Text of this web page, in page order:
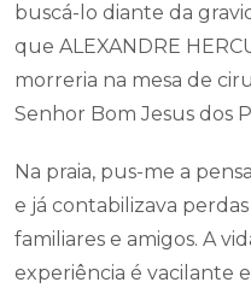
buscá-lo diante da
que ALEXANDRE
morreria na mesa de
Senhor Bom Jesus dos
Na praia, pus-me a
e já contabilizava
familiares e amigos. A
experiência é vacilante